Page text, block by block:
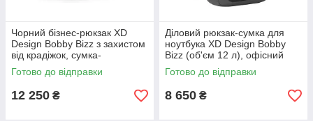
Чорний бізнес-рюкзак XD
Design Bobby Bizz з захистом
від крадіжок, сумка-
трансформер для ноутбука
Готово до відправки
12 250 ₴
Діловий рюкзак-сумка для
ноутбука XD Design Bobby
Bizz (об'єм 12 л), офісний
трансформер із захистом від
крадіжок, колір сірий
Готово до відправки
8 650 ₴